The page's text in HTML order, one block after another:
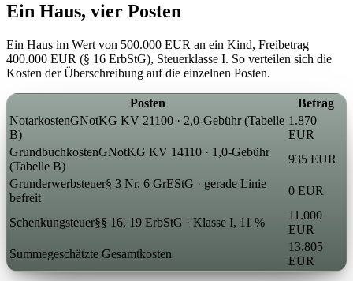
Ein Haus, vier Posten
Ein Haus im Wert von 500.000 EUR an ein Kind, Freibetrag
400.000 EUR (§ 16 ErbStG), Steuerklasse I. So verteilen sich die
Kosten der Überschreibung auf die einzelnen Posten.
Posten
Betrag
NotarkostenGNotKG KV 21100 · 2,0-Gebühr (Tabelle
B)
1.870
EUR
GrundbuchkostenGNotKG KV 14110 · 1,0-Gebühr
(Tabelle B)
935 EUR
Grunderwerbsteuer§ 3 Nr. 6 GrEStG · gerade Linie
befreit
0 EUR
Schenkungsteuer§§ 16, 19 ErbStG · Klasse I, 11 %
11.000
EUR
Summegeschätzte Gesamtkosten
13.805
EUR